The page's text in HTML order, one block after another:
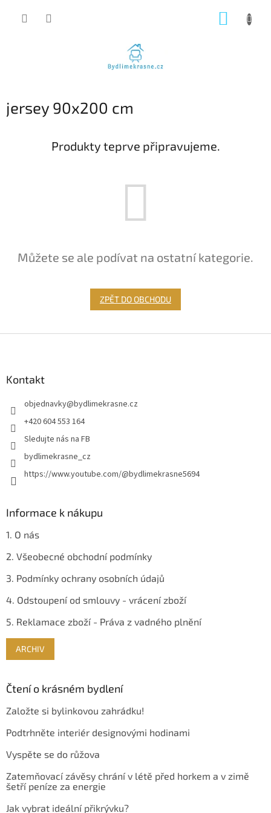
jersey 90x200 cm
Produkty teprve připravujeme.
Můžete se ale podívat na ostatní kategorie.
ZPĚT DO OBCHODU
Kontakt
objednavky@bydlimekrasne.cz
+420 604 553 164
Sledujte nás na FB
bydlimekrasne_cz
https://www.youtube.com/@bydlimekrasne5694
Informace k nákupu
1. O nás
2. Všeobecné obchodní podmínky
3. Podmínky ochrany osobních údajů
4. Odstoupení od smlouvy - vrácení zboží
5. Reklamace zboží - Práva z vadného plnění
ARCHIV
Čtení o krásném bydlení
Založte si bylinkovou zahrádku!
Podtrhněte interiér designovými hodinami
Vyspěte se do růžova
Zatemňovací závěsy chrání v létě před horkem a v zimě
šetří peníze za energie
Jak vybrat ideální přikrývku?